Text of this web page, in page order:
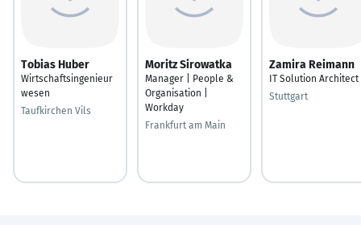
Tobias Huber
Wirtschaftsingenieur
wesen
Taufkirchen Vils
Moritz Sirowatka
Manager | People &
Organisation |
Workday
Frankfurt am Main
Zamira Reimann
IT Solution Architect
Stuttgart